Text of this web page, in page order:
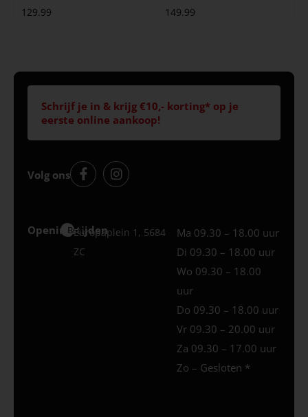
129.99 149.99
Schrijf je in & krijg €10,- korting* op je
eerste online aankoop!
Volg ons
Openingstijden
Best
Europaplein 1, 5684
ZC
Ma 09.30 – 18.00 uur
Di 09.30 – 18.00 uur
Wo 09.30 – 18.00
uur
Do 09.30 – 18.00 uur
Vr 09.30 – 20.00 uur
Za 09.30 – 17.00 uur
Zo – Gesloten *